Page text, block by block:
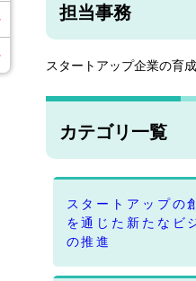
担当事務
スタートアップ企業の育
カテゴリ一覧
スタートアップの
を通じた新たなビ
の推進